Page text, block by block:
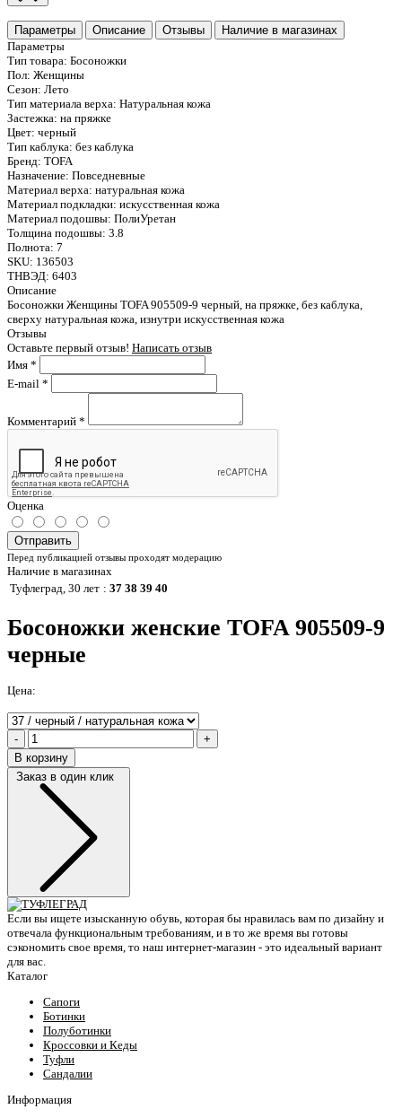
Параметры Описание Отзывы
Наличие в магазинах
Параметры
Тип товара: Босоножки
Пол: Женщины
Сезон: Лето
Тип материала верха: Натуральная кожа
Застежка: на пряжке
Цвет: черный
Тип каблука: без каблука
Бренд: TOFA
Назначение: Повседневные
Материал верха: натуральная кожа
Материал подкладки: искусственная кожа
Материал подошвы: ПолиУретан
Толщина подошвы: 3.8
Полнота: 7
SKU: 136503
ТНВЭД: 6403
Описание
Босоножки Женщины TOFA 905509-9 черный, на пряжке, без каблука,
сверху натуральная кожа, изнутри искусственная кожа
Отзывы
Оставьте первый отзыв! Написать отзыв
Имя *
E-mail *
Комментарий *
Оценка
Отправить
Перед публикацией отзывы проходят модерацию
Наличие в магазинах
Туфлеград, 30 лет : 37 38 39 40
Босоножки женские TOFA 905509-9
черные
Цена:
-
+
В корзину
Заказ в один клик
Если вы ищете изысканную обувь, которая бы нравилась вам по дизайну и
отвечала функциональным требованиям, и в то же время вы готовы
сэкономить свое время, то наш интернет-магазин - это идеальный вариант
для вас.
Каталог
Сапоги
Ботинки
Полуботинки
Кроссовки и Кеды
Туфли
Сандалии
Информация